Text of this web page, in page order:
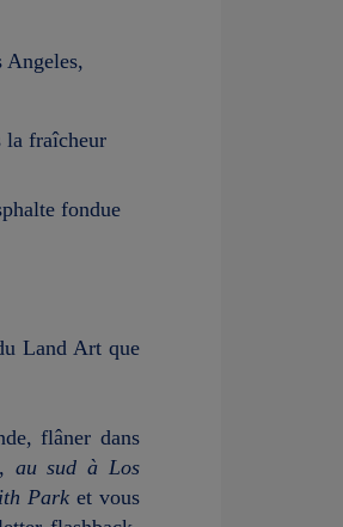
Angeles,
la fraîcheur
fondue
Land Art que
flâner dans
au sud à Los
Parket vous